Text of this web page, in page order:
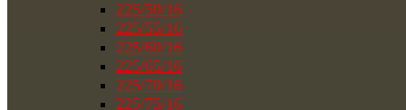
225/50/16
225/55/16
225/60/16
225/65/16
225/70/16
225/75/16